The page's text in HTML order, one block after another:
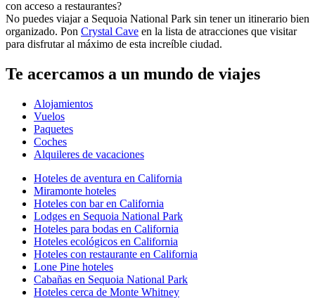
con acceso a restaurantes?
No puedes viajar a Sequoia National Park sin tener un itinerario bien
organizado. Pon Crystal Cave en la lista de atracciones que visitar
para disfrutar al máximo de esta increíble ciudad.
Te acercamos a un mundo de viajes
Alojamientos
Vuelos
Paquetes
Coches
Alquileres de vacaciones
Hoteles de aventura en California
Miramonte hoteles
Hoteles con bar en California
Lodges en Sequoia National Park
Hoteles para bodas en California
Hoteles ecológicos en California
Hoteles con restaurante en California
Lone Pine hoteles
Cabañas en Sequoia National Park
Hoteles cerca de Monte Whitney